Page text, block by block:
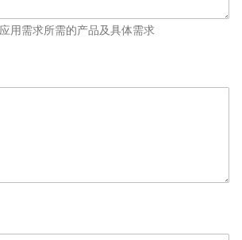
用需求所需的产品及具体需求